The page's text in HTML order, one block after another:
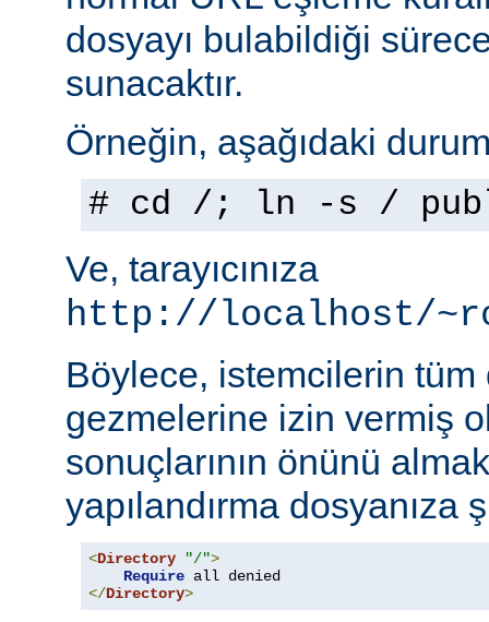
dosyayı bulabildiği
sunacaktır.
Örneğin, aşağıdaki
# cd /; ln -s /
Ve, tarayıcınıza
http://localhost/
Böylece, istemcilerin
gezmelerine izin vermiş
sonuçlarının önünü
yapılandırma dosyanıza
<Directory "/">
Require
</Directory>